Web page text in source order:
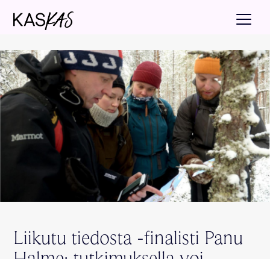
Liikutu tiedosta -finalisti Panu